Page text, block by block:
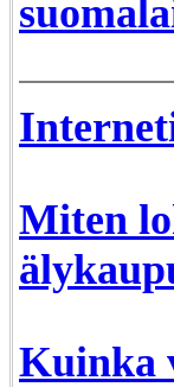
Miten
Kuinka